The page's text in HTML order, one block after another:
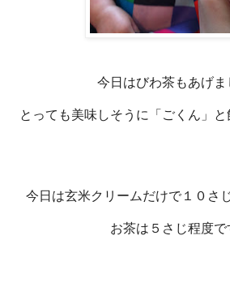
今日はびわ茶もあげま
とっても美味しそうに「ごくん」と
今日は玄米クリームだけで１０さ
お茶は５さじ程度で